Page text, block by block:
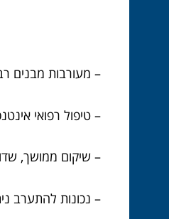
– מעורבות מבנים
– טיפול רפואי
– שיקום ממושך,
– נכונות להתערב